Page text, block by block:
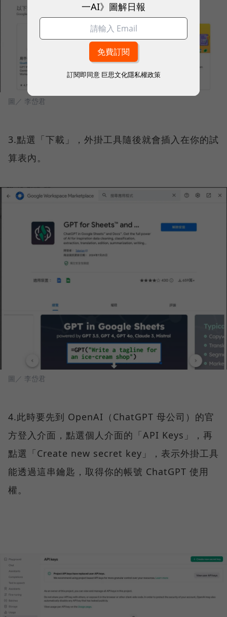
圖／ 李岱君
3.點選「下載」，外掛工具隨後就會插入在你的試
算表內。
圖／ 李岱君
4.此時要先到 OpenAI（ChatGPT 母公司）的官
方登入介面，點選個人介面的「API Keys」，再
點選「Create new secret key」，表示外掛工具
能透過這串鑰匙，取得你的帳號 ChatGPT 使用
權。
一AI》圖解日報
訂閱即同意 巨思文化隱私權政策